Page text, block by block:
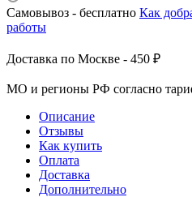
Самовывоз - бесплатно Как
работы
Доставка по Москве - 450 ₽
МО и регионы РФ согласно
Описание
Отзывы
Как купить
Оплата
Доставка
Дополнительно